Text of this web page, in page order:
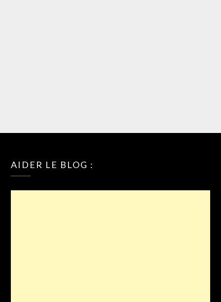
AIDER LE BLOG :